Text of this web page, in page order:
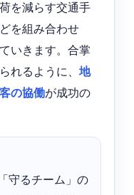
を減らす交通手
を組み合わせ
いきます。合掌
れるように、 地
の協働が成功の
守るチーム」の